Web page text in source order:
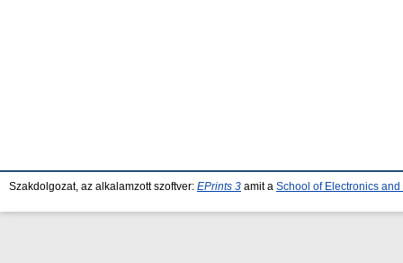
Szakdolgozat, az alkalamzott szoftver: EPrints 3 amit a School of Electronics